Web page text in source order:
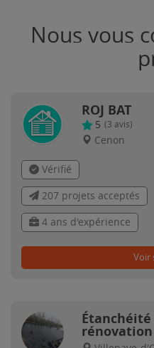
Nous vous
ROJ BAT
5 (3 avis)
Cenon
Vérifié
207 projets acceptés
4 ans d'expérience
Voir
rénovation